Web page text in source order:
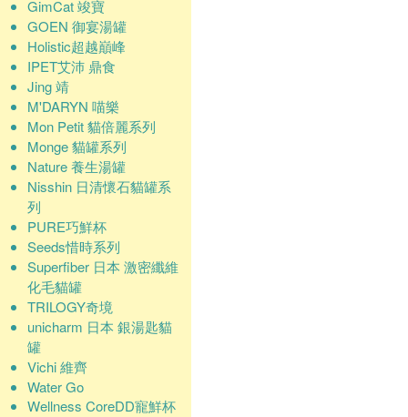
GimCat 竣寶
GOEN 御宴湯罐
Holistic超越巔峰
IPET艾沛 鼎食
Jing 靖
M'DARYN 喵樂
Mon Petit 貓倍麗系列
Monge 貓罐系列
Nature 養生湯罐
Nisshin 日清懷石貓罐系
列
PURE巧鮮杯
Seeds惜時系列
Superfiber 日本 激密纖維
化毛貓罐
TRILOGY奇境
unicharm 日本 銀湯匙貓
罐
Vichi 維齊
Water Go
Wellness CoreDD寵鮮杯